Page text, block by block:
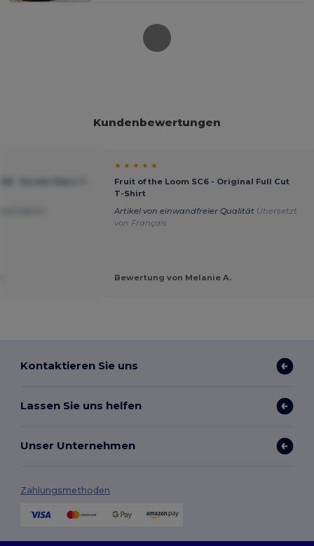
Kundenbewertungen
★ ★ ★ ★ ★
Fruit of the Loom SC6 - Original Full Cut
T-Shirt
Artikel von einwandfreier Qualität Übersetzt
von Français
Bewertung von Melanie A.
Kontaktieren Sie uns
Lassen Sie uns helfen
Unser Unternehmen
Zahlungsmethoden